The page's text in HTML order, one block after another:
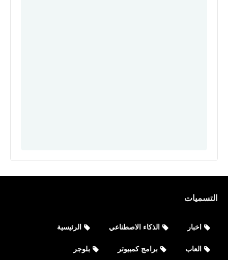
المحذوفة مع عدم وجود نسخة احتياطية
التسميات
اخبار الذكاء الاصطناعي الرئيسية
العاب برامج كمبيوتر بلوجر